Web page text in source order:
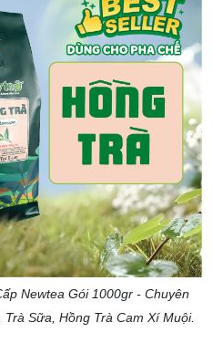
Newtea Gói 1000gr - Chuyên
Sữa, Hồng Trà Cam Xí Muội.